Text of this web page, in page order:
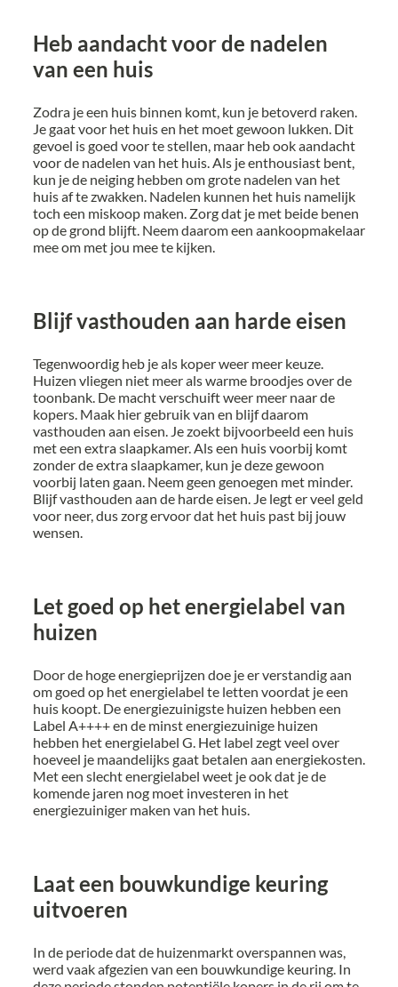
Heb aandacht voor de nadelen
van een huis
Zodra je een huis binnen komt, kun je betoverd raken.
Je gaat voor het huis en het moet gewoon lukken. Dit
gevoel is goed voor te stellen, maar heb ook aandacht
voor de nadelen van het huis. Als je enthousiast bent,
kun je de neiging hebben om grote nadelen van het
huis af te zwakken. Nadelen kunnen het huis namelijk
toch een miskoop maken. Zorg dat je met beide benen
op de grond blijft. Neem daarom een aankoopmakelaar
mee om met jou mee te kijken.
Blijf vasthouden aan harde eisen
Tegenwoordig heb je als koper weer meer keuze.
Huizen vliegen niet meer als warme broodjes over de
toonbank. De macht verschuift weer meer naar de
kopers. Maak hier gebruik van en blijf daarom
vasthouden aan eisen. Je zoekt bijvoorbeeld een huis
met een extra slaapkamer. Als een huis voorbij komt
zonder de extra slaapkamer, kun je deze gewoon
voorbij laten gaan. Neem geen genoegen met minder.
Blijf vasthouden aan de harde eisen. Je legt er veel geld
voor neer, dus zorg ervoor dat het huis past bij jouw
wensen.
Let goed op het energielabel van
huizen
Door de hoge energieprijzen doe je er verstandig aan
om goed op het energielabel te letten voordat je een
huis koopt. De energiezuinigste huizen hebben een
Label A++++ en de minst energiezuinige huizen
hebben het energielabel G. Het label zegt veel over
hoeveel je maandelijks gaat betalen aan energiekosten.
Met een slecht energielabel weet je ook dat je de
komende jaren nog moet investeren in het
energiezuiniger maken van het huis.
Laat een bouwkundige keuring
uitvoeren
In de periode dat de huizenmarkt overspannen was,
werd vaak afgezien van een bouwkundige keuring. In